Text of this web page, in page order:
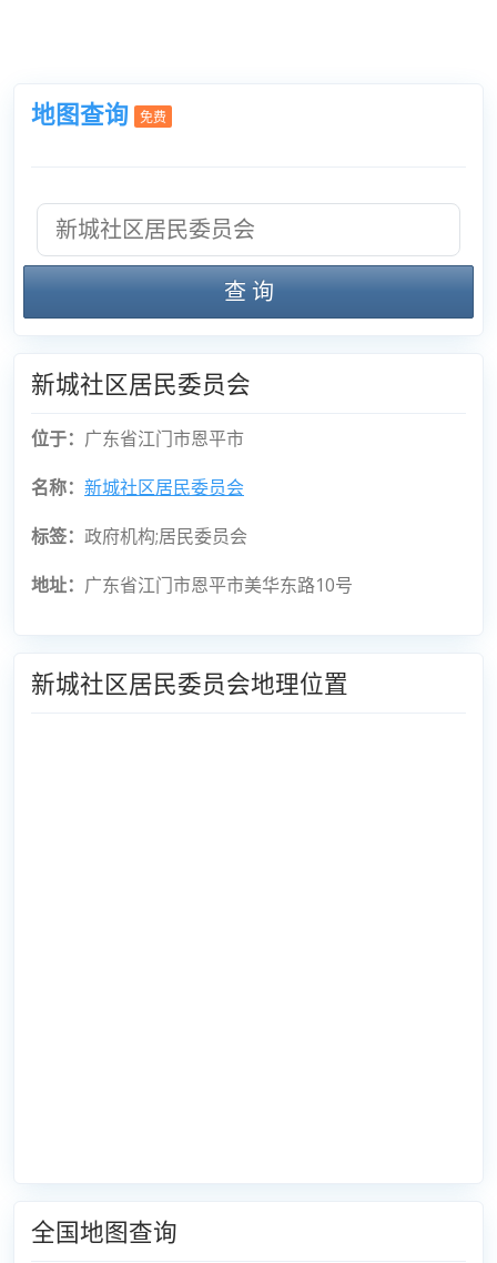
地图查询 免费
查 询
新城社区居民委员会
位于： 广东省江门市恩平市
名称： 新城社区居民委员会
标签： 政府机构;居民委员会
地址： 广东省江门市恩平市美华东路10号
新城社区居民委员会地理位置
全国地图查询